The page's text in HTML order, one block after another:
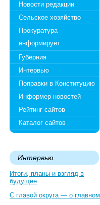
Новости редакции
Сельское хозяйство
Прокуратура
информирует
Губерния
Интервью
Поправки в Конституцию
Информер новостей
Рейтинг сайтов
Каталог сайтов
Интервью
Итоги, планы и взгляд в
будущее
С главой округа — о главном